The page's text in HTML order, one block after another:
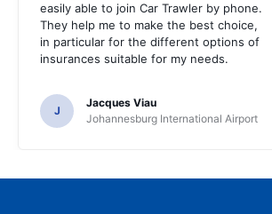
easily able to join Car Trawler by phone.
They help me to make the best choice,
in particular for the different options of
insurances suitable for my needs.
J
Jacques Viau
Johannesburg International Airport